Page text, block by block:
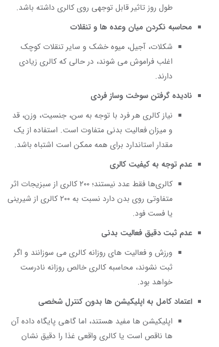
طول روز تاثیر قابل توجهی روی کالری داشته باشد.
محاسبه نکردن میان وعده ها و تنقلات
شکلات، آجیل، میوه خشک و سایر تنقلات کوچک
اغلب فراموش می شوند، در حالی که کالری زیادی
دارند.
نادیده گرفتن سوخت وساز فردی
نیاز کالری هر فرد با توجه به سن، جنسیت، وزن، قد
و میزان فعالیت بدنی متفاوت است. استفاده از یک
مقدار استاندارد برای همه ممکن است اشتباه باشد.
عدم توجه به کیفیت کالری
کالری‌ها فقط عدد نیستند؛ ۲۰۰ کالری از سبزیجات اثر
متفاوتی روی بدن دارد نسبت به ۲۰۰ کالری از شیرینی
یا فست فود.
عدم ثبت دقیق فعالیت بدنی
ورزش و فعالیت های روزانه کالری می سوزانند و اگر
ثبت نشوند، محاسبه کالری خالص روزانه نادرست
خواهد بود.
اعتماد کامل به اپلیکیشن ها بدون کنترل شخصی
اپلیکیشن ها مفید هستند، اما گاهی پایگاه داده آن
ها ناقص است یا کالری واقعی غذا را دقیق نشان